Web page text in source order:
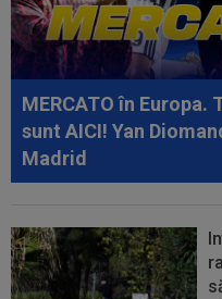
îi cere o avere: 15 salarii!
12:54 Lovitură de teatru:
12:35
Peluza Nord,
jucătorii și conducătorii de
MERCATO în
sunt AICI! Yan
Madrid